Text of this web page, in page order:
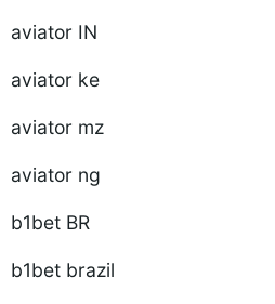
aviator IN
aviator ke
aviator mz
aviator ng
b1bet BR
b1bet brazil